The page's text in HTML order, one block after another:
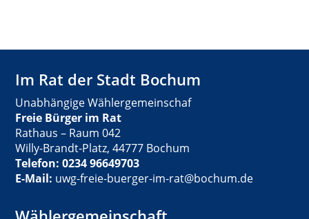
Im Rat der Stadt Bochum
Unabhängige Wählergemeinschaf
Freie Bürger im Rat
Rathaus – Raum 042
Willy-Brandt-Platz, 44777 Bochum
Telefon: 0234 96649703
E-Mail: uwg-freie-buerger-im-rat@bochum.de